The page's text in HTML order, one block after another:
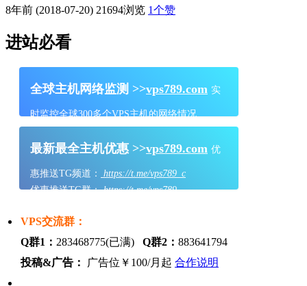
8年前 (2018-07-20) 21694浏览 1个赞
进站必看
全球主机网络监测 >>vps789.com 实
时监控全球300多个VPS主机的网络情况
最新最全主机优惠 >>vps789.com 优
惠推送TG频道：
https://t.me/vps789_c
优惠推送TG群：https://t.me/vps789
VPS交流群：
Q群1： 283468775(已满) Q群2： 883641794
投稿&广告：
广告位￥100/月起 合作说明